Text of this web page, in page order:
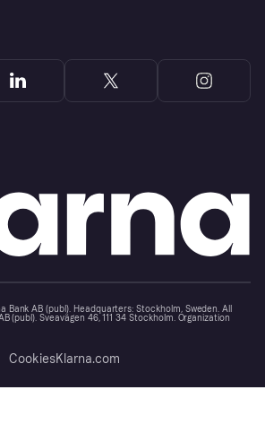
Bank AB (publ). Headquarters: Stockholm, Sweden. All
(publ). Sveavägen 46, 111 34 Stockholm. Organization
CookiesKlarna.com